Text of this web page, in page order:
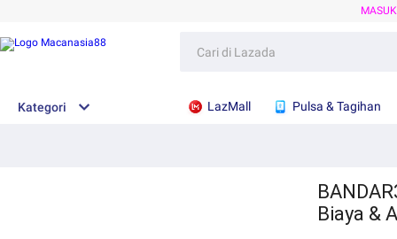
Kategori LazMall Pulsa & Tagihan
Biaya &